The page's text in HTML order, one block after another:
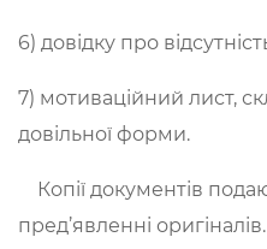
6) довідку про
7) мотиваційний лист,
довільної форми.
Копії документів
пред’явленні